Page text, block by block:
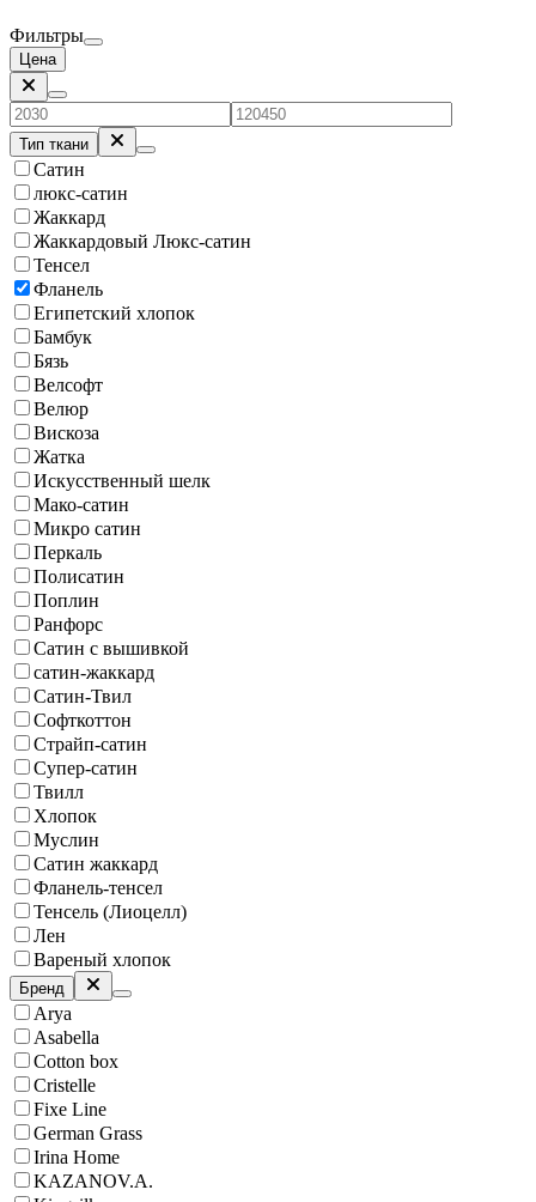
Фильтры
Цена
Тип ткани
Сатин
люкс-сатин
Жаккард
Жаккардовый Люкс-сатин
Тенсел
Фланель
Египетский хлопок
Бамбук
Бязь
Велсофт
Велюр
Вискоза
Жатка
Искусственный шелк
Мако-сатин
Микро сатин
Перкаль
Полисатин
Поплин
Ранфорс
Сатин с вышивкой
сатин-жаккард
Сатин-Твил
Софткоттон
Страйп-сатин
Супер-сатин
Твилл
Хлопок
Муслин
Сатин жаккард
Фланель-тенсел
Тенсель (Лиоцелл)
Лен
Вареный хлопок
Бренд
Arya
Asabella
Cotton box
Cristelle
Fixe Line
German Grass
Irina Home
KAZANOV.A.